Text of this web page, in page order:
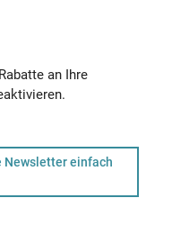
an Ihre
Newsletter einfach